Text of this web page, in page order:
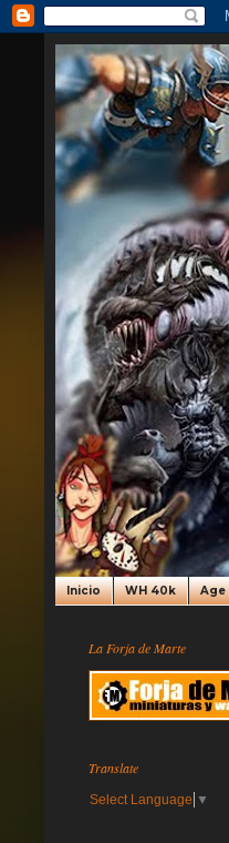
Inicio WH 40k Age
La Forja de Marte
Translate
Select Language ▼